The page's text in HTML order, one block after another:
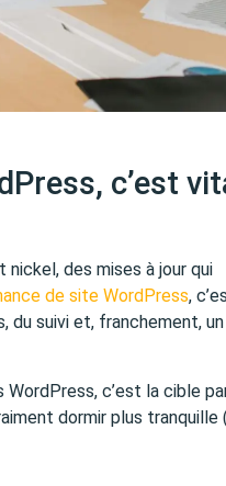
c’est
nickel, des mises à jour qui
de site WordPress,
du suivi et, franchement,
WordPress, c’est la cible
dormir plus tranquille